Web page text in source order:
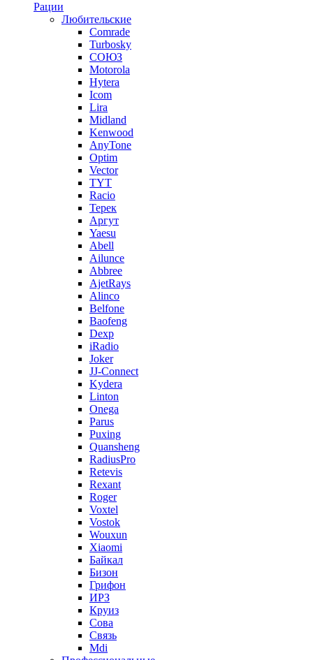
Рации
Любительские
Comrade
Turbosky
СОЮЗ
Motorola
Hytera
Icom
Lira
Midland
Kenwood
AnyTone
Optim
Vector
TYT
Racio
Терек
Аргут
Yaesu
Abell
Ailunce
Abbree
AjetRays
Alinco
Belfone
Baofeng
Dexp
iRadio
Joker
JJ-Connect
Kydera
Linton
Onega
Parus
Puxing
Quansheng
RadiusPro
Retevis
Rexant
Roger
Voxtel
Vostok
Wouxun
Xiaomi
Байкал
Бизон
Грифон
ИРЗ
Круиз
Сова
Связь
Mdi